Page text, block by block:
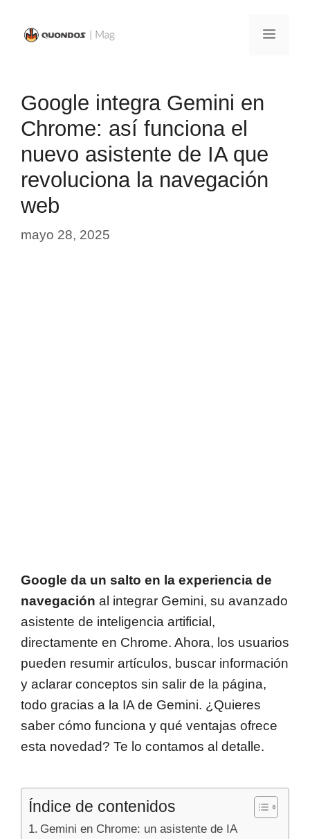
Menú
Google integra Gemini en
Chrome: así funciona el
nuevo asistente de IA que
revoluciona la navegación
web
mayo 28, 2025
Google da un salto en la experiencia de
navegación al integrar Gemini, su avanzado
asistente de inteligencia artificial,
directamente en Chrome. Ahora, los usuarios
pueden resumir artículos, buscar información
y aclarar conceptos sin salir de la página,
todo gracias a la IA de Gemini. ¿Quieres
saber cómo funciona y qué ventajas ofrece
esta novedad? Te lo contamos al detalle.
Índice de contenidos
Gemini en Chrome: un asistente de IA